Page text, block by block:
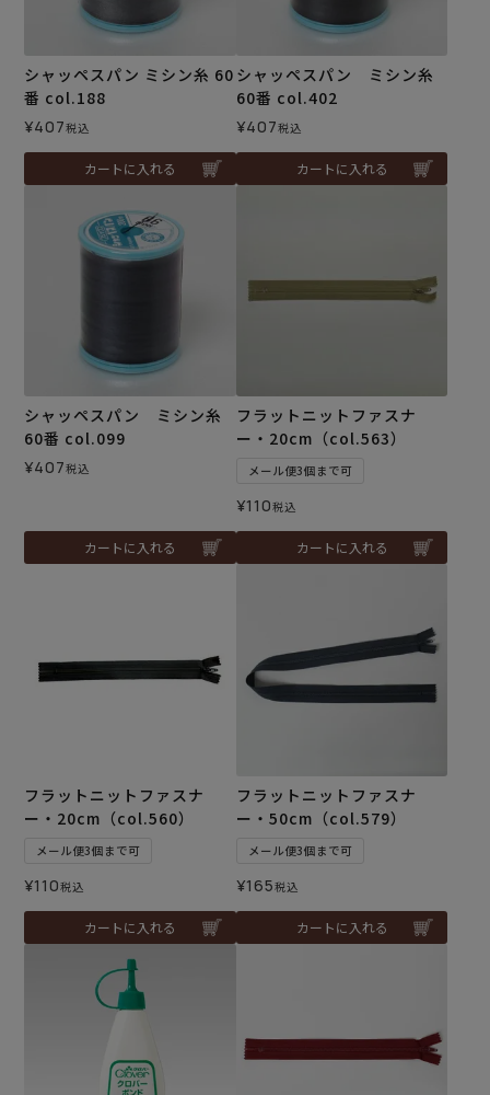
シャッペスパン ミシン糸 60
番 col.188
¥407税込
カートに入れる
シャッペスパン ミシン糸
60番 col.402
¥407税込
カートに入れる
シャッペスパン ミシン糸
60番 col.099
¥407税込
カートに入れる
フラットニットファスナ
ー・20cm（col.563）
メール便3個まで可
¥110税込
カートに入れる
フラットニットファスナ
ー・20cm（col.560）
メール便3個まで可
¥110税込
カートに入れる
フラットニットファスナ
ー・50cm（col.579）
メール便3個まで可
¥165税込
カートに入れる